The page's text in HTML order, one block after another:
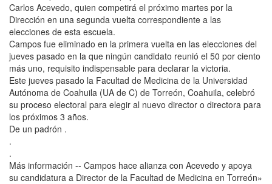
Carlos Acevedo, quien competirá el próximo martes por la
Dirección en una segunda vuelta correspondiente a las
elecciones de esta escuela.
Campos fue eliminado en la primera vuelta en las elecciones del
jueves pasado en la que ningún candidato reunió el 50 por ciento
más uno, requisito indispensable para declarar la victoria.
Este jueves pasado la Facultad de Medicina de la Universidad
Autónoma de Coahuila (UA de C) de Torreón, Coahuila, celebró
su proceso electoral para elegir al nuevo director o directora para
los próximos 3 años.
De un padrón .
.
.
Más información -- Campos hace alianza con Acevedo y apoya
su candidatura a Director de la Facultad de Medicina en Torreón»